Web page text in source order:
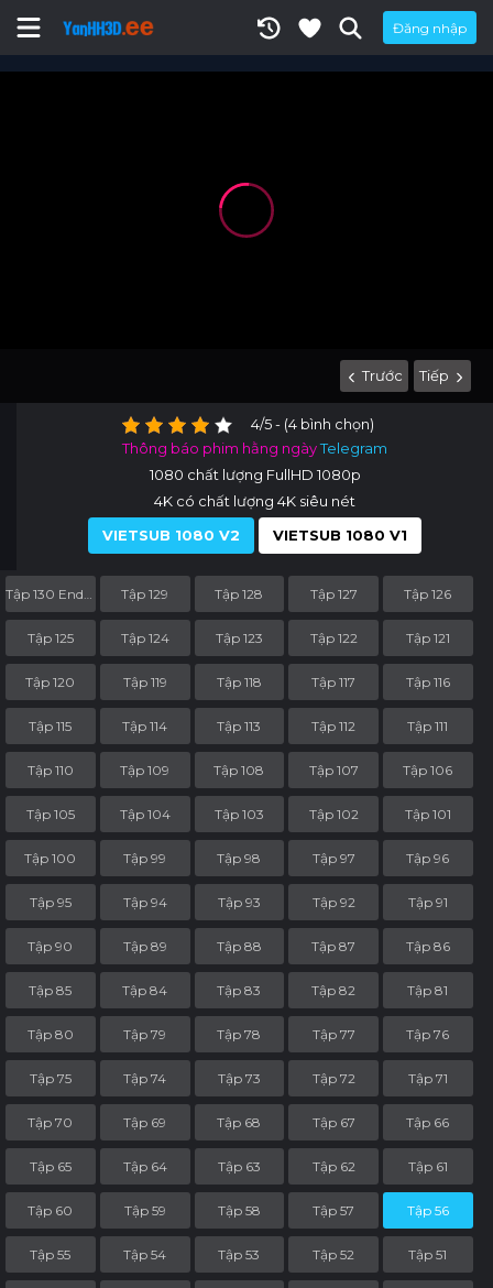
Đăng nhập
Trước Tiếp
4/5 - (4 bình chọn)
Thông báo phim hằng ngàyTelegram
1080 chất lượng FullHD 1080p
4K có chất lượng 4K siêu nét
VIETSUB 1080 V2
VIETSUB 1080 V1
Tập 129 Tập 128 Tập 127 Tập 126
Tập 125 Tập 124 Tập 123 Tập 122 Tập 121
Tập 120 Tập 119 Tập 118 Tập 117 Tập 116
Tập 115 Tập 114 Tập 113 Tập 112 Tập 111
Tập 110 Tập 109 Tập 108 Tập 107 Tập 106
Tập 105 Tập 104 Tập 103 Tập 102 Tập 101
Tập 100 Tập 99 Tập 98 Tập 97 Tập 96
Tập 95 Tập 94 Tập 93 Tập 92 Tập 91
Tập 90 Tập 89 Tập 88 Tập 87 Tập 86
Tập 85 Tập 84 Tập 83 Tập 82 Tập 81
Tập 80 Tập 79 Tập 78 Tập 77 Tập 76
Tập 75 Tập 74 Tập 73 Tập 72 Tập 71
Tập 70 Tập 69 Tập 68 Tập 67 Tập 66
Tập 65 Tập 64 Tập 63 Tập 62 Tập 61
Tập 60 Tập 59 Tập 58 Tập 57 Tập 56
Tập 55 Tập 54 Tập 53 Tập 52 Tập 51